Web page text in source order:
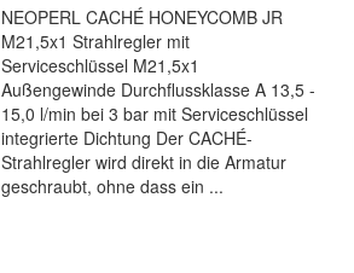
NEOPERL CACHÉ HONEYCOMB JR
M21,5x1 Strahlregler mit
Serviceschlüssel M21,5x1
Außengewinde Durchflussklasse A 13,5 -
15,0 l/min bei 3 bar mit Serviceschlüssel
integrierte Dichtung Der CACHÉ-
Strahlregler wird direkt in die Armatur
geschraubt, ohne dass ein ...